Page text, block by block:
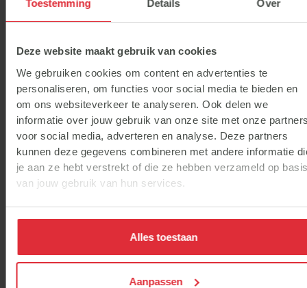
Toestemming Details Over
Deze website maakt gebruik van cookies
We gebruiken cookies om content en advertenties te
personaliseren, om functies voor social media te bieden en
om ons websiteverkeer te analyseren. Ook delen we
informatie over jouw gebruik van onze site met onze
voor social media, adverteren en analyse. Deze partners
kunnen deze gegevens combineren met andere informatie
je aan ze hebt verstrekt of die ze hebben verzameld op basis
van jouw gebruik van hun services.
Alles toestaan
Aanpassen